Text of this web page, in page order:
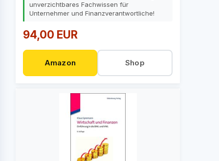
unverzichtbares Fachwissen für
Unternehmer und Finanzverantwortliche!
94,00 EUR
Amazon Shop